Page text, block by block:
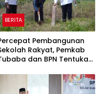
BERITA
Pembangunan
Rakyat, Pemkab
dan BPN Tentukan